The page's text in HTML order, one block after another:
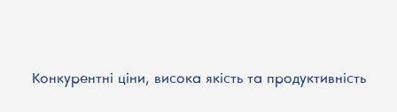
Конкурентні ціни, висока якість та продуктивність